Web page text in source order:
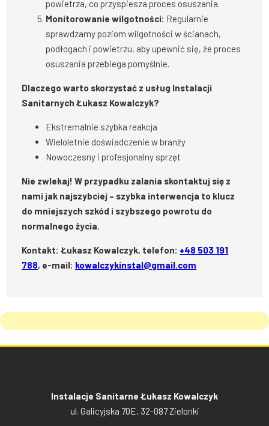
powietrza, co przyspiesza proces osuszania.
Monitorowanie wilgotności: Regularnie
sprawdzamy poziom wilgotności w ścianach,
podłogach i powietrzu, aby upewnić się, że proces
osuszania przebiega pomyślnie.
Dlaczego warto skorzystać z usług Instalacji
Sanitarnych Łukasz Kowalczyk?
Ekstremalnie szybka reakcja
Wieloletnie doświadczenie w branży
Nowoczesny i profesjonalny sprzęt
Nie zwlekaj! W przypadku zalania skontaktuj się z
nami jak najszybciej – szybka interwencja to klucz
do mniejszych szkód i szybszego powrotu do
normalnego życia.
Kontakt: Łukasz Kowalczyk, telefon: +48 503 191
788, e-mail: kowalczykinstal@gmail.com
Instalacje Sanitarne Łukasz Kowalczyk
ul. Galicyjska 70E, 32-087 Zielonki